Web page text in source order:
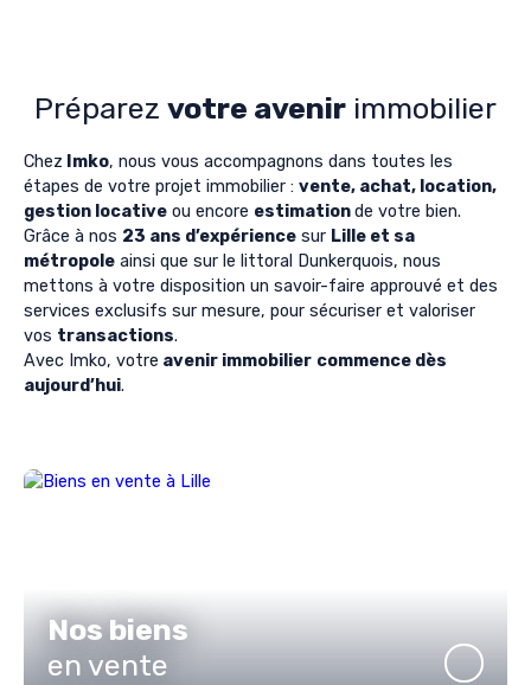
Préparez votre avenir immobilier
Chez Imko, nous vous accompagnons dans toutes les
étapes de votre projet immobilier : vente, achat, location,
gestion locative ou encore estimationde votre bien.
Grâce à nos 23 ans d’expérience sur Lille et sa
métropole ainsi que sur le littoral Dunkerquois, nous
mettons à votre disposition un savoir-faire approuvé et des
services exclusifs sur mesure, pour sécuriser et valoriser
vos transactions.
Avec Imko, votre avenir immobilier commence dès
aujourd’hui.
Nos biens
en vente